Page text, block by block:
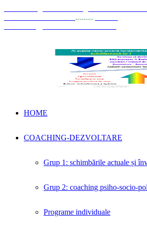
.........
HOME
COACHING-DEZVOLTARE
Grup 1: schimbările actuale și
Grup 2: coaching psiho-socio-
Programe individuale